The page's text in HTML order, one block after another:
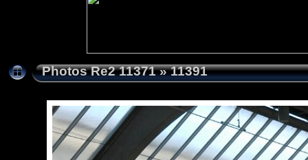
Photos Re2 11371»11391